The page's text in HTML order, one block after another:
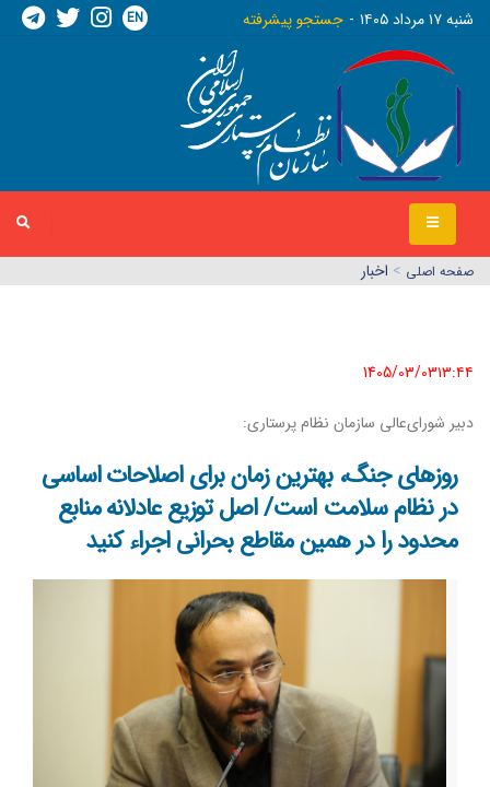
شنبه ١٧ مرداد ١٤٠٥ جستجو پیشرفته EN
صفحه اصلي > اخبار
1405/03/03١٣:٤٤
دبیر شورای‌عالی سازمان نظام پرستاری:
روزهای جنگ، بهترین زمان برای اصلاحات اساسی
در نظام سلامت است/ اصل توزیع عادلانه منابع
محدود را در همین مقاطع بحرانی اجراء کنید